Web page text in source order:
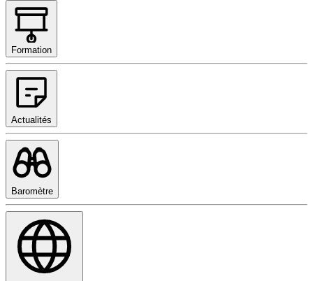
Formation
Actualités
Baromètre